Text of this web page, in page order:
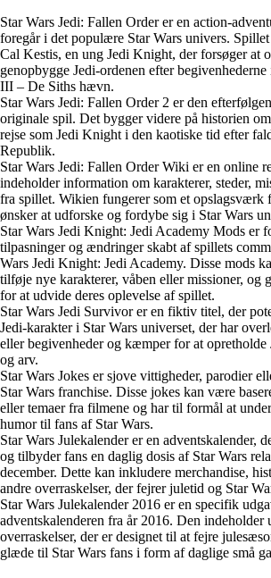
Star Wars Jedi: Fallen Order er en action-
foregår i det populære Star Wars univers.
Cal Kestis, en ung Jedi Knight, der forsøger at
genopbygge Jedi-ordenen efter
III – De Siths hævn.
Star Wars Jedi: Fallen Order 2 er den
originale spil. Det bygger videre på historien
rejse som Jedi Knight i den kaotiske tid efter
Republik.
Star Wars Jedi: Fallen Order Wiki er en online
indeholder information om karakterer, steder,
fra spillet. Wikien fungerer som et opslagsværk
ønsker at udforske og fordybe sig i Star Wars
Star Wars Jedi Knight: Jedi Academy Mods er
tilpasninger og ændringer skabt af spillets
Wars Jedi Knight: Jedi Academy. Disse mods
tilføje nye karakterer, våben eller missioner, og
for at udvide deres oplevelse af spillet.
Star Wars Jedi Survivor er en fiktiv titel, der
Jedi-karakter i Star Wars universet, der har
eller begivenheder og kæmper for at
og arv.
Star Wars Jokes er sjove vittigheder, parodier
Star Wars franchise. Disse jokes kan være
eller temaer fra filmene og har til formål at
humor til fans af Star Wars.
Star Wars Julekalender er en adventskalender,
og tilbyder fans en daglig dosis af Star Wars
december. Dette kan inkludere merchandise,
andre overraskelser, der fejrer juletid og Star
Star Wars Julekalender 2016 er en specifik
adventskalenderen fra år 2016. Den
overraskelser, der er designet til at fejre
glæde til Star Wars fans i form af daglige små